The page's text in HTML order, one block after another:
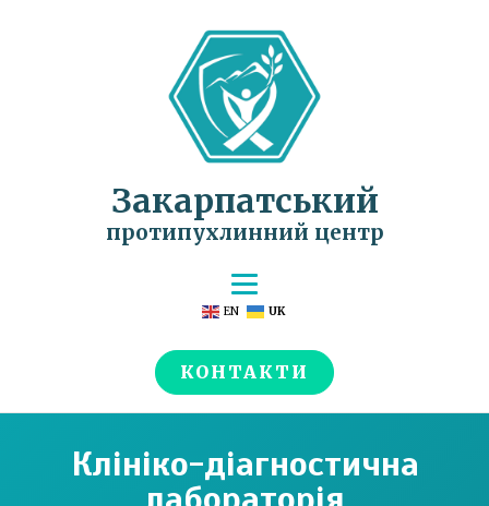
Закарпатський
протипухлинний центр
EN UK
КОНТАКТИ
Клініко-діагностична